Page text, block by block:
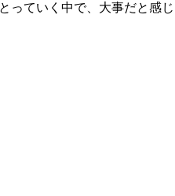
っていく中で、大事だと感じ